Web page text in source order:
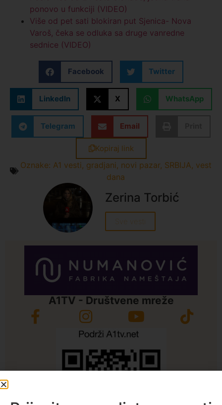
ponovo u funkciji (VIDEO)
Više od pet sati blokiran put Sjenica- Nova
Varoš, čeka se odluka sa druge vanredne
sednice (VIDEO)
Facebook Twitter
LinkedIn X WhatsApp
Telegram Email
Kopiraj link
Oznake: A1 vesti, gradjani, novi pazar, SRBIJA, vest
dana
Zerina Torbić
Sve vesti
A1TV - Društvene mreže